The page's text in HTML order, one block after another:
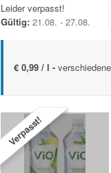
Leider verpasst!
Gültig: 21.08. - 27.08.
€ 0,99 / l -
Verpasst!